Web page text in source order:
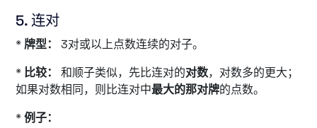
5. 连对
* 牌型：
3对或以上点数连续的对子。
* 比较： 和顺子类似，先比连对的对数，对数多的更大；
如果对数相同，则比连对中最大的那对牌的点数。
*例子：